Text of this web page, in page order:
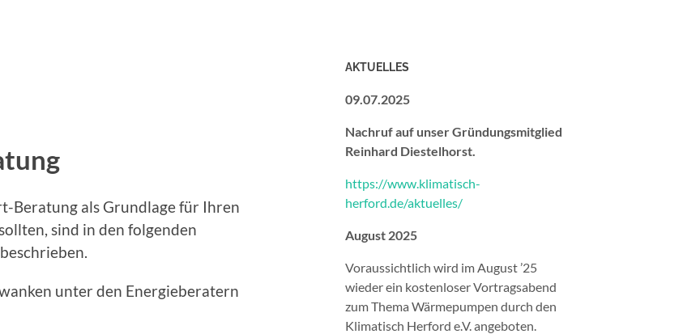
Beratung als Grundlage für Ihren
sind in den folgenden
unter den Energieberatern
AKTUELLES
09.07.2025
Nachruf auf unser Gründungsmitglied
Reinhard Diestelhorst.
https://www.klimatisch-
herford.de/aktuelles/
August 2025
Voraussichtlich wird im August ’25
wieder ein kostenloser Vortragsabend
zum Thema Wärmepumpen durch den
Klimatisch Herford e.V. angeboten.